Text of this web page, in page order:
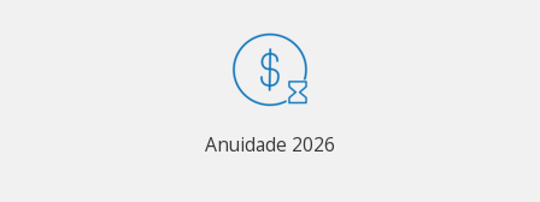
Anuidade 2026